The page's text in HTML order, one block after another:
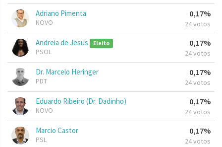
Adriano Pimenta
NOVO
0,17%
24 votos
Andreia de Jesus Eleito
PSOL
0,17%
24 votos
Dr. Marcelo Heringer
PDT
0,17%
24 votos
Eduardo Ribeiro (Dr. Dadinho)
NOVO
0,17%
24 votos
Marcio Castor
PSL
0,17%
24 votos